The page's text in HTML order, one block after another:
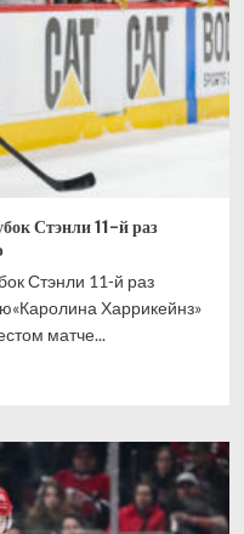
Стэнли 11-й раз
Стэнли 11-й раз
Харрикейнз»
матче...